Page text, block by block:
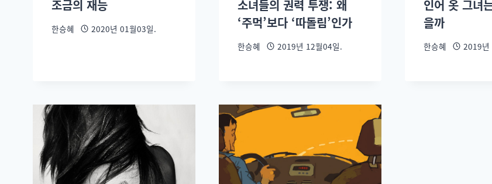
조금의 재능
한승혜 2020년 01월03일.
소녀들의 권력 투쟁: 왜
‘주먹’보다 ‘따돌림’인가
한승혜 2019년 12월04일.
인어 옷 그녀
을까
한승혜 2019년